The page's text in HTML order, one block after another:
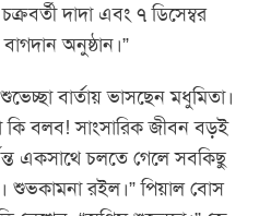
দাদা এবং ৭ ডিসেম্বর
অনুষ্ঠান।”
বার্তায় ভাসছেন মধুমিতা।
কি বলব! সাংসারিক জীবন বড়ই
একসাথে চলতে গেলে সবকিছু
শুভকামনা রইল।” পিয়াল বোস